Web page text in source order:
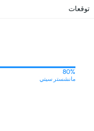
توقعات
80%
مانشستر سيتي